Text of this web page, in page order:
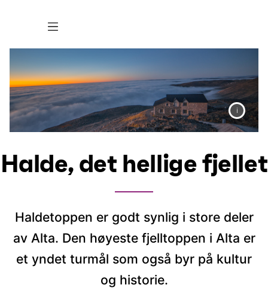
Halde, det hellige fjellet
Haldetoppen er godt synlig i store deler
av Alta. Den høyeste fjelltoppen i Alta er
et yndet turmål som også byr på kultur
og historie.